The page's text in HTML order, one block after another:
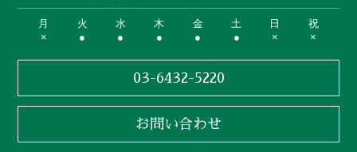
月 火 水 木 金 土 日
祝
×
● ● ● ● ● × ×
03-6432-5220
お問い合わせ